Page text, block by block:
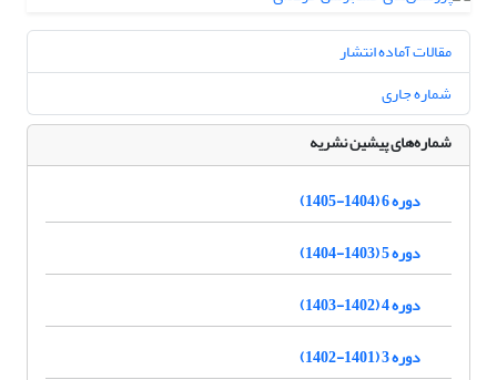
مقالات آماده انتشار
شماره جاری
شماره‌های پیشین نشریه
دوره 6 (1404-1405)
دوره 5 (1403-1404)
دوره 4 (1402-1403)
دوره 3 (1401-1402)